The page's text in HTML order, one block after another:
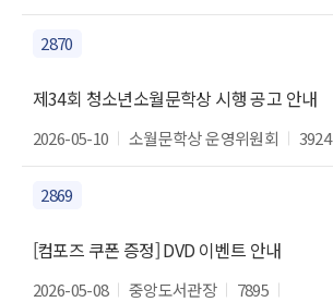
2870
제34회 청소년소월문학상 시행 공고 안내
2026-05-10 소월문학상 운영위원회 3924
2869
[컴포즈 쿠폰 증정] DVD 이벤트 안내
2026-05-08 중앙도서관장 7895